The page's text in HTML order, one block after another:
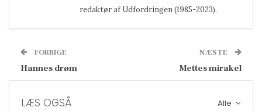
redaktør af Udfordringen (1985-2023).
FORRIGE
Hannes drøm
NÆSTE
Mettes mirakel
Alle
LÆS OGSÅ